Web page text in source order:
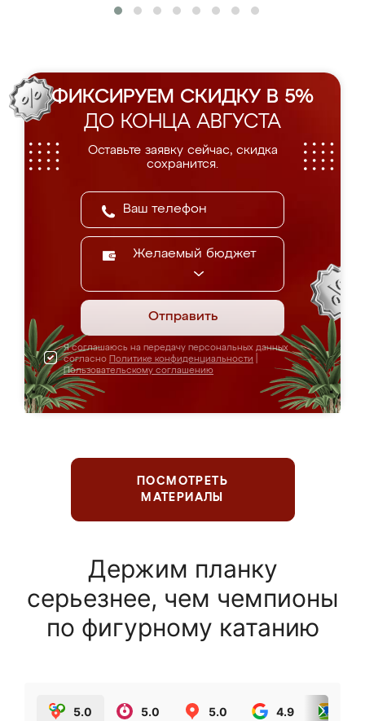
ФИКСИРУЕМ СКИДКУ В 5%
ДО КОНЦА АВГУСТА
Оставьте заявку сейчас, скидка
сохранится.
Желаемый бюджет
Отправить
Я соглашаюсь на передачу персональных данных
согласно Политике конфиденциальности
Пользовательскому соглашению
ПОСМОТРЕТЬ
МАТЕРИАЛЫ
Держим планку
серьезнее, чем чемпионы
по фигурному катанию
5.0 5.0 5.0 4.9